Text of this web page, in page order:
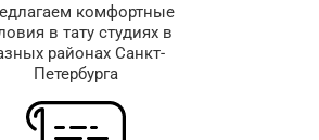
комфортные
в тату студиях в
районах Санкт-
Петербурга